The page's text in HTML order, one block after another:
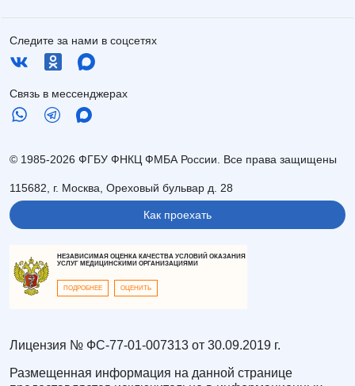
Следите за нами в соцсетях
Связь в мессенджерах
© 1985-2026 ФГБУ ФНКЦ ФМБА России. Все права защищены
115682, г. Москва, Ореховый бульвар д. 28
Как проехать
НЕЗАВИСИМАЯ ОЦЕНКА КАЧЕСТВА УСЛОВИЙ ОКАЗАНИЯ
УСЛУГ МЕДИЦИНСКИМИ ОРГАНИЗАЦИЯМИ
ПОДРОБНЕЕ ОЦЕНИТЬ
Лицензия № ФС-77-01-007313 от 30.09.2019 г.
Размещенная информация на данной странице